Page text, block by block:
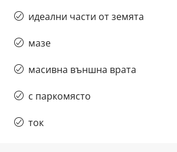
идеални части от земята
мазе
масивна външна врата
с паркомясто
ток